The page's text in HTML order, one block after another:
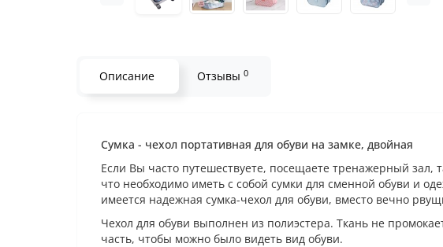
Описание Отзывы 0
Сумка - чехол портативная для обуви на замке, двойная
Если Вы часто путешествуете, посещаете тренажерный зал,
что необходимо иметь с собой сумки для сменной обуви и
имеется надежная сумка-чехол для обуви, вместо вечно
Чехол для обуви выполнен из полиэстера. Ткань не
часть, чтобы можно было видеть вид обуви.